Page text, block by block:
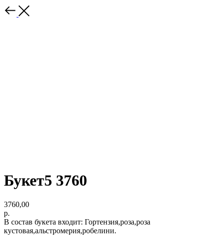
Букет5 3760
3760,00
р.
В состав букета входит: Гортензия,роза,роза
кустовая,альстромерия,робелини.